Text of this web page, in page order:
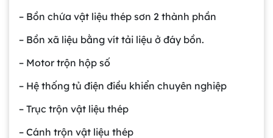
– Bồn chứa vật liệu thép sơn 2 thành phần
– Bồn xã liệu bằng vít tải liệu ở đáy bồn.
– Motor trộn hộp số
– Hệ thống tủ điện điều khiển chuyên nghiệp
– Trục trộn vật liệu thép
– Cánh trộn vật liệu thép